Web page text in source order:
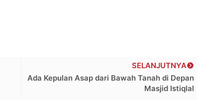
SELANJUTNYA
Ada Kepulan Asap dari Bawah Tanah di Depan
Masjid Istiqlal